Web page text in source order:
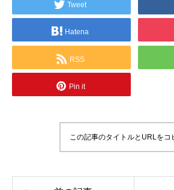
Tweet
Hatena
RSS
Pin it
この記事のタイトルとURLをコ